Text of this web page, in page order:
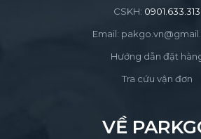
CSKH: 0901.633.313
Email:
Hướng dẫn đặt
Tra cứu vận đơn
VỀ